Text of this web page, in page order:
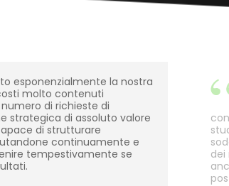
esponenzialmente la nostra
molto contenuti
di richieste di
strategica di assoluto valore
di strutturare
continuamente e
tempestivamente se
dei